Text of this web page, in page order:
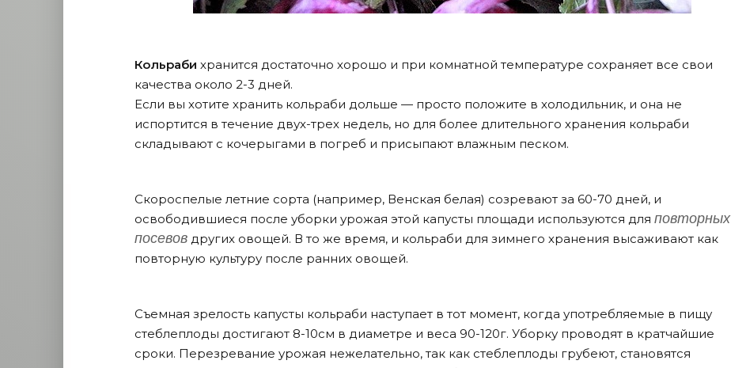
Кольраби хранится достаточно хорошо и при комнатной температуре сохраняет все свои
качества около 2-3 дней.
Если вы хотите хранить кольраби дольше — просто положите в холодильник, и она не
испортится в течение двух-трех недель, но для более длительного хранения кольраби
складывают с кочерыгами в погреб и присыпают влажным песком.
Скороспелые летние сорта (например, Венская белая) созревают за 60-70 дней, и
освободившиеся после уборки урожая этой капусты площади используются для повторных
посевов других овощей. В то же время, и кольраби для зимнего хранения высаживают как
повторную культуру после ранних овощей.
Съемная зрелость капусты кольраби наступает в тот момент, когда употребляемые в пищу
стеблеплоды достигают 8-10см в диаметре и веса 90-120г. Уборку проводят в кратчайшие
сроки. Перезревание урожая нежелательно, так как стеблеплоды грубеют, становятся